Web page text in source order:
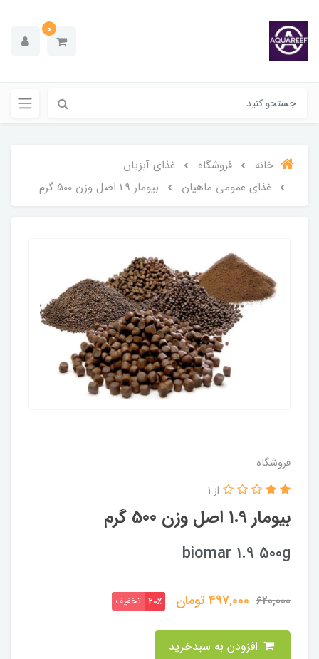
0
خانه فروشگاه
غذای آبزیان
غذای عمومی ماهیان
بیومار 1.9 اصل وزن 500 گرم
فروشگاه
بیومار 1.9 اصل وزن 500 گرم
از 1
biomar 1.9 500g
620,000
497,000تومان 20٪ تخفیف